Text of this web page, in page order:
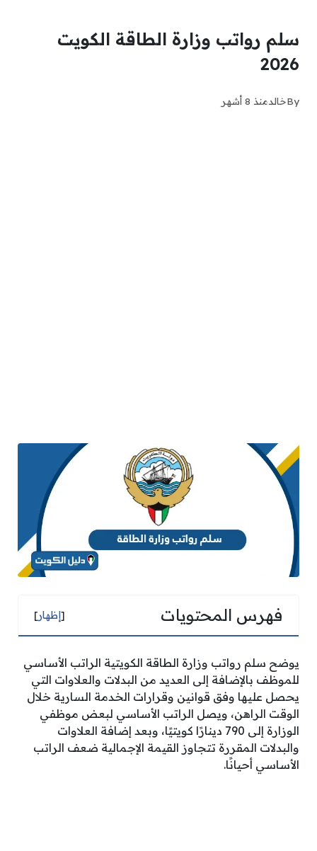
سلم رواتب وزارة الطاقة الكويت
2026
Byخالدمنذ 8 أشهر
فهرس المحتويات [إظهار]
يوضح سلم رواتب وزارة الطاقة الكويتية الراتب الأساسي
للموظف بالإضافة إلى العديد من البدلات والعلاوات التي
يحصل عليها وفق قوانين وقرارات الخدمة السارية خلال
الوقت الراهن، ويصل الراتب الأساسي لبعض موظفي
الوزارة إلى 790 دينارًا كويتيًا، وبعد إضافة العلاوات
والبدلات المقررة تتجاوز القيمة الإجمالية ضعف الراتب
الأساسي أحيانًا.